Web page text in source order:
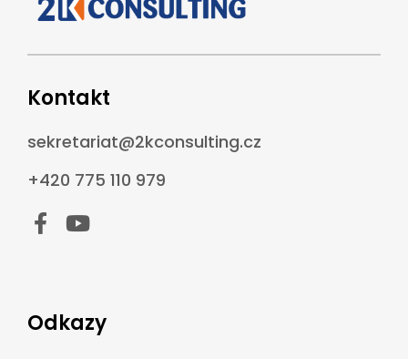
Kontakt
sekretariat@2kconsulting.cz
+420 775 110 979
Odkazy